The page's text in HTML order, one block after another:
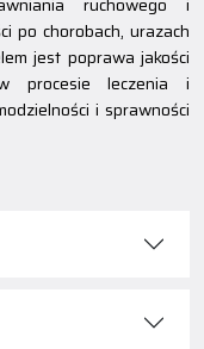
po chorobach, urazach
jest poprawa jakości
procesie leczenia i
i sprawności